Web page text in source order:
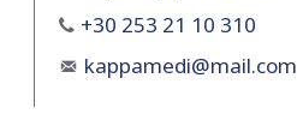
+30 253 21 10 310
kappamedi@mail.com